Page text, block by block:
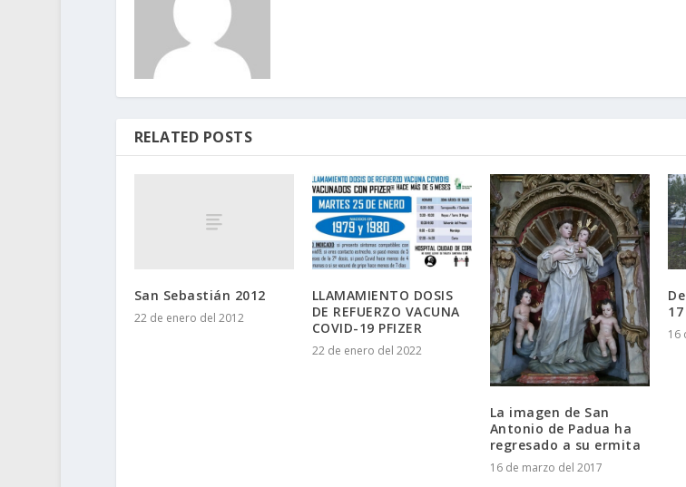
RELATED POSTS
San Sebastián 2012
22 de enero del 2012
LLAMAMIENTO DOSIS
DE REFUERZO VACUNA
COVID-19 PFIZER
22 de enero del 2022
La imagen de San
Antonio de Padua ha
regresado a su ermita
16 de marzo del 2017
16